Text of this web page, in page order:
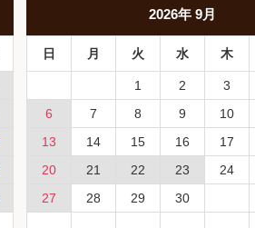
2026年9月
日 月 火 水 木
1 2
3
6
7 8 9
10
13
14 15 16
17
20
21 22 23
24
27
28 29 30